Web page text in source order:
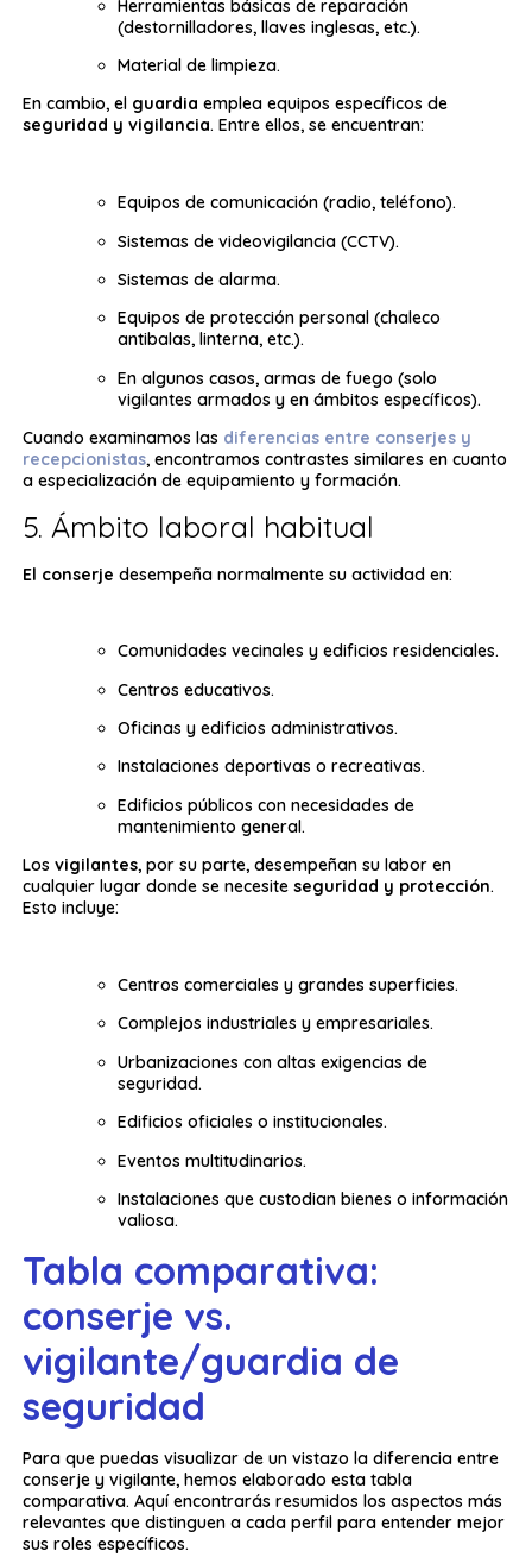
Herramientas básicas de reparación
(destornilladores, llaves inglesas, etc.).
Material de limpieza.
En cambio, el guardia emplea equipos específicos de
seguridad y vigilancia. Entre ellos, se encuentran:
Equipos de comunicación (radio, teléfono).
Sistemas de videovigilancia (CCTV).
Sistemas de alarma.
Equipos de protección personal (chaleco
antibalas, linterna, etc.).
En algunos casos, armas de fuego (solo
vigilantes armados y en ámbitos específicos).
Cuando examinamos las diferencias entre conserjes y
recepcionistas, encontramos contrastes similares en cuanto
a especialización de equipamiento y formación.
5. Ámbito laboral habitual
El conserje desempeña normalmente su actividad en:
Comunidades vecinales y edificios residenciales.
Centros educativos.
Oficinas y edificios administrativos.
Instalaciones deportivas o recreativas.
Edificios públicos con necesidades de
mantenimiento general.
Los vigilantes, por su parte, desempeñan su labor en
cualquier lugar donde se necesite seguridad y protección.
Esto incluye:
Centros comerciales y grandes superficies.
Complejos industriales y empresariales.
Urbanizaciones con altas exigencias de
seguridad.
Edificios oficiales o institucionales.
Eventos multitudinarios.
Instalaciones que custodian bienes o información
valiosa.
Tabla comparativa:
conserje vs.
vigilante/guardia de
seguridad
Para que puedas visualizar de un vistazo la diferencia entre
conserje y vigilante, hemos elaborado esta tabla
comparativa. Aquí encontrarás resumidos los aspectos más
relevantes que distinguen a cada perfil para entender mejor
sus roles específicos.